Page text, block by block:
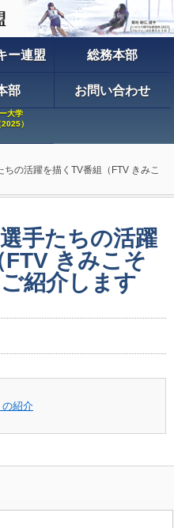
ー連盟 総務本部
部 お問い合わせ
大学
）
の活躍を描くTV番組（FTV きみこ
手たちの活躍
きみこそ
紹介します
紹介